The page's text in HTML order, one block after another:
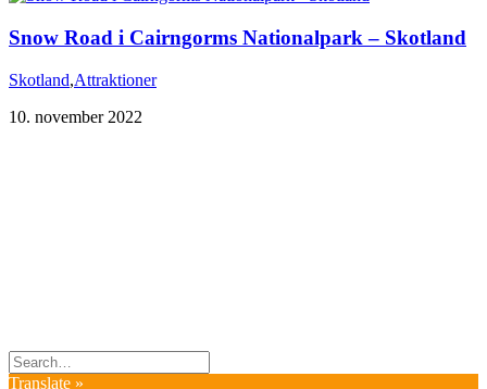
Snow Road i Cairngorms Nationalpark – Skotland
Skotland,Attraktioner
10. november 2022
Translate »